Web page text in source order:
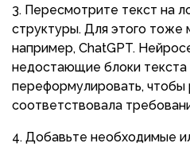
3. Пересмотрите текст на
структуры. Для этого тоже
например, ChatGPT.
недостающие блоки текста
переформулировать, чтобы
соответствовала
4. Добавьте необходимые